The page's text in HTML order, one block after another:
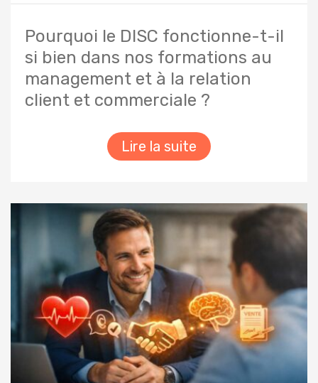
Pourquoi le DISC fonctionne-t-il
si bien dans nos formations au
management et à la relation
client et commerciale ?
Lire la suite